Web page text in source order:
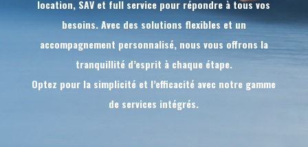
location, SAV et full service pour répondre à tous vos
besoins. Avec des solutions flexibles et un
accompagnement personnalisé, nous vous offrons la
tranquillité d’esprit à chaque étape.
Optez pour la simplicité et l’efficacité avec notre gamme
de services intégrés.